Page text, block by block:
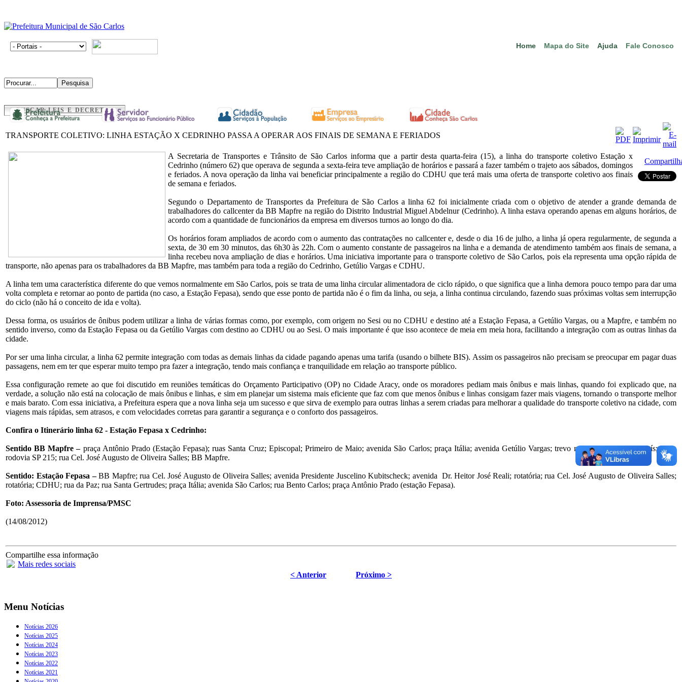
Home Mapa do Site Ajuda Fale Conosco
BUSCAR LEIS E DECRETOS
TRANSPORTE COLETIVO: LINHA ESTAÇÃO X CEDRINHO PASSA A OPERAR AOS FINAIS DE SEMANA E FERIADOS
A Secretaria de Transportes e Trânsito de São Carlos informa que a partir desta quarta-feira (15), a linha do transporte coletivo Estação x
Cedrinho (número 62) que operava de segunda a sexta-feira teve ampliação de horários e passará a fazer também o trajeto aos sábados, domingos
e feriados. A nova operação da linha vai beneficiar principalmente a região do CDHU que terá mais uma oferta de transporte coletivo aos finais
de semana e feriados.
Segundo o Departamento de Transportes da Prefeitura de São Carlos a linha 62 foi inicialmente criada com o objetivo de atender a grande demanda de
trabalhadores do callcenter da BB Mapfre na região do Distrito Industrial Miguel Abdelnur (Cedrinho). A linha estava operando apenas em alguns horários, de
acordo com a quantidade de funcionários da empresa em diversos turnos ao longo do dia.
Os horários foram ampliados de acordo com o aumento das contratações no callcenter e, desde o dia 16 de julho, a linha já opera regularmente, de segunda a
sexta, de 30 em 30 minutos, das 6h30 às 22h. Com o aumento constante de passageiros na linha e a demanda de atendimento também aos finais de semana, a
linha recebeu nova ampliação de dias e horários. Uma iniciativa importante para o transporte coletivo de São Carlos, pois ela representa uma opção rápida de
transporte, não apenas para os trabalhadores da BB Mapfre, mas também para toda a região do Cedrinho, Getúlio Vargas e CDHU.
A linha tem uma característica diferente do que vemos normalmente em São Carlos, pois se trata de uma linha circular alimentadora de ciclo rápido, o que significa que a linha demora pouco tempo para dar uma
volta completa e retornar ao ponto de partida (no caso, a Estação Fepasa), sendo que esse ponto de partida não é o fim da linha, ou seja, a linha continua circulando, fazendo suas próximas voltas sem interrupção
do ciclo (não há o conceito de ida e volta).
Dessa forma, os usuários de ônibus podem utilizar a linha de várias formas como, por exemplo, com origem no Sesi ou no CDHU e destino até a Estação Fepasa, a Getúlio Vargas, ou a Mapfre, e também no
sentido inverso, como da Estação Fepasa ou da Getúlio Vargas com destino ao CDHU ou ao Sesi. O mais importante é que isso acontece de meia em meia hora, facilitando a integração com as outras linhas da
cidade.
Por ser uma linha circular, a linha 62 permite integração com todas as demais linhas da cidade pagando apenas uma tarifa (usando o bilhete BIS). Assim os passageiros não precisam se preocupar em pagar duas
passagens, nem em ter que esperar muito tempo pra fazer a integração, tendo mais confiança e tranquilidade em relação ao transporte público.
Essa configuração remete ao que foi discutido em reuniões temáticas do Orçamento Participativo (OP) no Cidade Aracy, onde os moradores pediam mais ônibus e mais linhas, quando foi explicado que, na
verdade, a solução não está na colocação de mais ônibus e linhas, e sim em planejar um sistema mais eficiente que faz com que menos ônibus e linhas consigam fazer mais viagens, tornando o transporte melhor
e mais barato. Com essa iniciativa, a Prefeitura espera que a nova linha seja um sucesso e que sirva de exemplo para outras linhas a serem criadas para melhorar a qualidade do transporte coletivo na cidade, com
viagens mais rápidas, sem atrasos, e com velocidades corretas para garantir a segurança e o conforto dos passageiros.
Confira o Itinerário linha 62 - Estação Fepasa x Cedrinho:
Sentido BB Mapfre –praça Antônio Prado (Estação Fepasa); ruas Santa Cruz; Episcopal; Primeiro de Maio; avenida São Carlos; praça Itália; avenida Getúlio Vargas; trevo rodovia Washington Luís; trevo
rodovia SP 215; rua Cel. José Augusto de Oliveira Salles; BB Mapfre.
Sentido: Estação Fepasa –BB Mapfre; rua Cel. José Augusto de Oliveira Salles; avenida Presidente Juscelino Kubitscheck; avenida Dr. Heitor José Reali; rotatória; rua Cel. José Augusto de Oliveira Salles;
rotatória; CDHU; rua da Paz; rua Santa Gertrudes; praça Itália; avenida São Carlos; rua Bento Carlos; praça Antônio Prado (estação Fepasa).
Foto: Assessoria de Imprensa/PMSC
(14/08/2012)
Compartilhe essa informação
Mais redes sociais
< Anterior
Próximo >
Menu Notícias
Notícias 2026
Notícias 2025
Notícias 2024
Notícias 2023
Notícias 2022
Notícias 2021